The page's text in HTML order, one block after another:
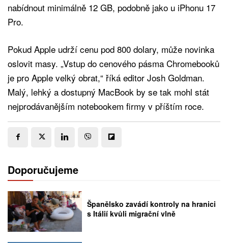
nabídnout minimálně 12 GB, podobně jako u iPhonu 17
Pro.
Pokud Apple udrží cenu pod 800 dolary, může novinka
oslovit masy. „Vstup do cenového pásma Chromebooků
je pro Apple velký obrat,“ říká editor Josh Goldman.
Malý, lehký a dostupný MacBook by se tak mohl stát
nejprodávanějším notebookem firmy v příštím roce.
Doporučujeme
Španělsko zavádí kontroly na hranici
s Itálií kvůli migrační vlně